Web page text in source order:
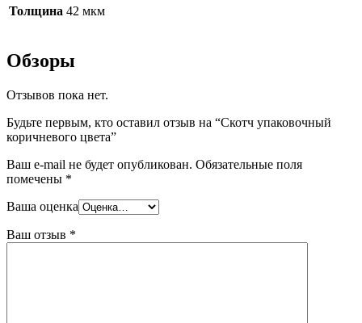
Толщина 42 мкм
Обзоры
Отзывов пока нет.
Будьте первым, кто оставил отзыв на “Скотч упаковочный
коричневого цвета”
Ваш e-mail не будет опубликован. Обязательные поля
помечены *
Ваша оценка
Ваш отзыв *